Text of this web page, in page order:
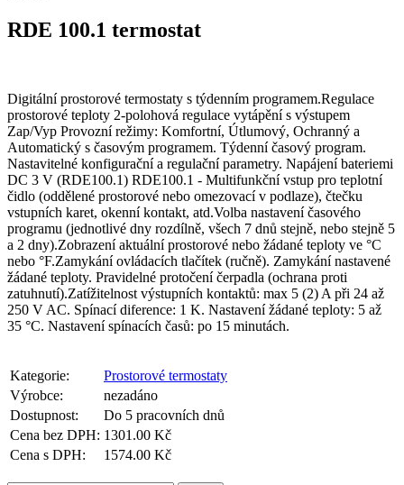
RDE 100.1 termostat
Digitální prostorové termostaty s týdenním programem.Regulace
prostorové teploty 2-polohová regulace vytápění s výstupem
Zap/Vyp Provozní režimy: Komfortní, Útlumový, Ochranný a
Automatický s časovým programem. Týdenní časový program.
Nastavitelné konfigurační a regulační parametry. Napájení bateriemi
DC 3 V (RDE100.1) RDE100.1 - Multifunkční vstup pro teplotní
čidlo (oddělené prostorové nebo omezovací v podlaze), čtečku
vstupních karet, okenní kontakt, atd.Volba nastavení časového
programu (jednotlivé dny rozdílně, všech 7 dnů stejně, nebo stejně 5
a 2 dny).Zobrazení aktuální prostorové nebo žádané teploty ve °C
nebo °F.Zamykání ovládacích tlačítek (ručně). Zamykání nastavené
žádané teploty. Pravidelné protočení čerpadla (ochrana proti
zatuhnutí).Zatížitelnost výstupních kontaktů: max 5 (2) A při 24 až
250 V AC. Spínací diference: 1 K. Nastavení žádané teploty: 5 až
35 °C. Nastavení spínacích časů: po 15 minutách.
Kategorie:
Prostorové termostaty
Výrobce:
nezadáno
Dostupnost:
Do 5 pracovních dnů
Cena bez DPH: 1301.00 Kč
Cena s DPH:
1574.00 Kč